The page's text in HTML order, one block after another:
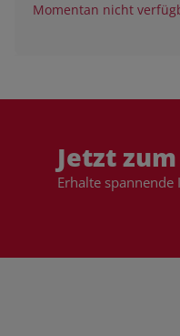
Momentan nicht
Jetzt
Erhalte